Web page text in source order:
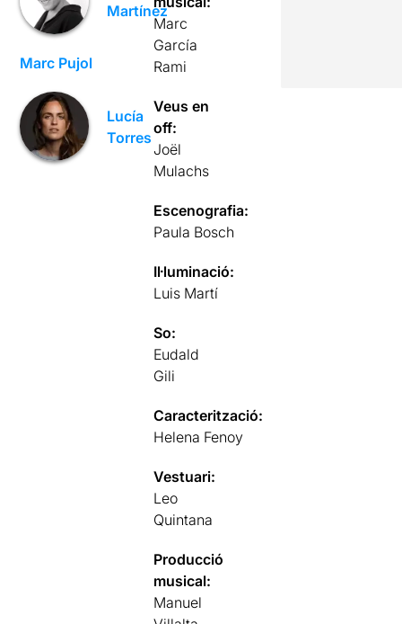
Martínez
Marc Pujol
Lucía
Torres
Marc
García
Rami
Veus en
off:
Joël
Mulachs
Escenografia:
Paula Bosch
Il·luminació:
Luis Martí
So:
Eudald
Gili
Caracterització:
Helena Fenoy
Vestuari:
Leo
Quintana
Producció
musical:
Manuel